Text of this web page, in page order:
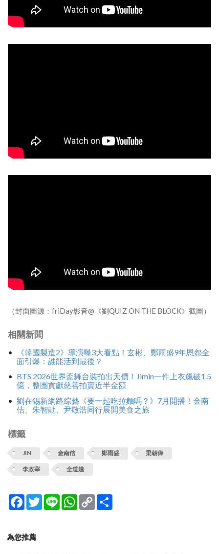
（封面圖源：friDay影音@《劉QUIZ ON THE BLOCK》截圖）
相關新聞
《韓國製造2》導演曝3大看點！玄彬、鄭雨盛9年恩怨全
面引爆：誰能活到最後？
BTS 2026世界盃舞台裝拍出天價！Jimin一件上衣飆破1.5
億，整團貢獻慈善拍賣近半金額
劉在錫新網路綜藝《要一起吃拉麵嗎？》7月開播！金南
佶、朱智勛、尹敬浩同行展開美食之旅
標籤
JIN 金南佶 鄭雨盛 梁朝偉
李政宰 全道嬿
Facebook
TwitterLine WhatsApp
Copy
Link
為您推薦